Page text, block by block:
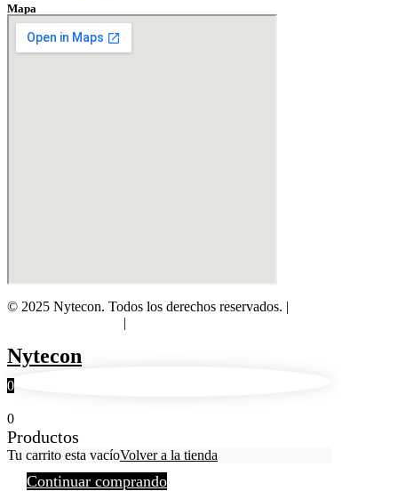
Mapa
© 2025 Nytecon. Todos los derechos reservados. |
|
Nytecon
0
0
Productos
Tu carrito esta vacíoVolver a la tienda
Continuar comprando